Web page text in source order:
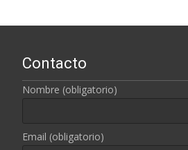
Contacto
Nombre (obligatorio)
Email (obligatorio)